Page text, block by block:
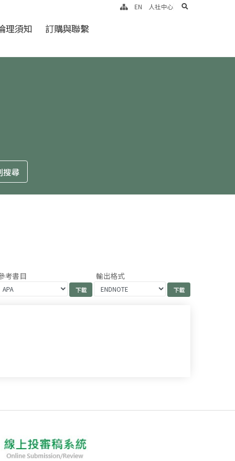
理須知 訂購與聯繫
EN 人社中心 search
考書目 輸出格式